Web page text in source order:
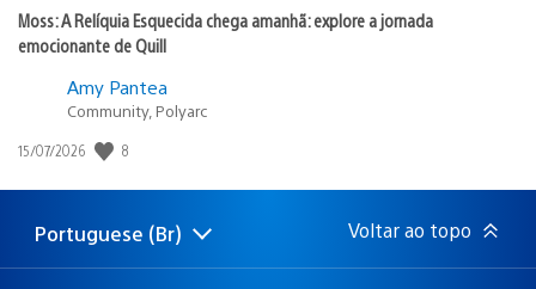
Moss: A Relíquia Esquecida chega amanhã: explore a jornada
emocionante de Quill
Amy Pantea
Community, Polyarc
Data
publicação:
15/07/2026 8
Selecione
uma
Região
atual:
Portuguese (Br) Voltar ao topo